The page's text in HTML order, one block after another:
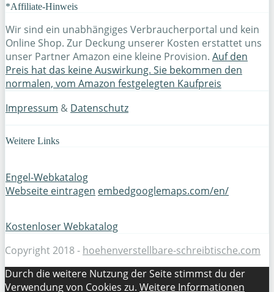
*Affiliate-Hinweis
Wir sind ein unabhängiges Verbraucherportal und kein
Online Shop. Zur Deckung unserer Kosten erstattet uns
unser Partner Amazon eine kleine Provision. Auf den
Preis hat das keine Auswirkung. Sie bekommen den
normalen, vom Amazon festgelegten Kaufpreis
Impressum & Datenschutz
Weitere Links
Engel-Webkatalog
Webseite eintragen embedgooglemaps.com/en/
Kostenloser Webkatalog
Copyright 2018 - hoehenverstellbare-schreibtische.com
Durch die weitere Nutzung der Seite stimmst du der
Verwendung von Cookies zu. Weitere Informationen